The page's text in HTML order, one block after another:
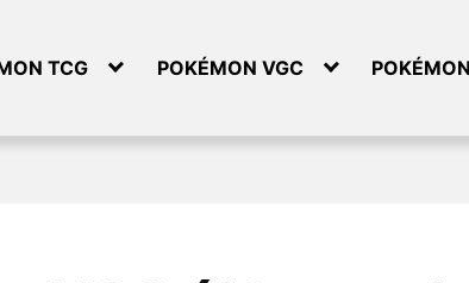
TCG POKÉMON VGC